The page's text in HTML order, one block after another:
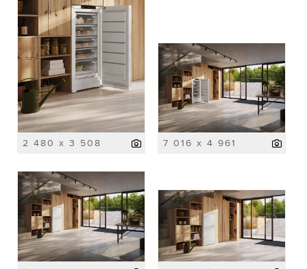
2 480 x 3 508 7 016 x 4 961